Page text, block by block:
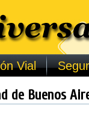
Vial
de Buenos